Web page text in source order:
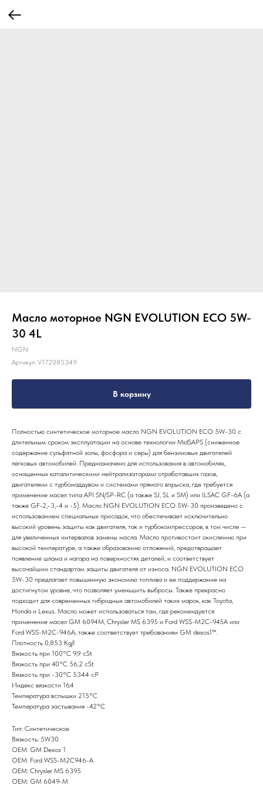
Масло моторное NGN EVOLUTION ECO 5W-
30 4L
NGN
Артикул: V172085349
В корзину
Полностью синтетическое моторное масло NGN EVOLUTION ECO 5W-30 с
длительным сроком эксплуатации на основе технологии MidSAPS (сниженное
содержание сульфатной золы, фосфора и серы) для бензиновых двигателей
легковых автомобилей. Предназначено для использования в автомобилях,
оснащенных каталитическими нейтрализаторами отработавших газов,
двигателями с турбонаддувом и системами прямого впрыска, где требуется
применение масел типа API SN/SP-RC (а также SJ, SL и SM) или ILSAC GF-6A (а
также GF-2,-3,-4 и -5). Масло NGN EVOLUTION ECO 5W-30 произведено с
использованием специальных присадок, что обеспечивает исключительно
высокий уровень защиты как двигателя, так и турбокомпрессоров, в том числе —
для увеличенных интервалов замены масла. Масло противостоит окислению при
высокой температуре, а также образованию отложений, предотвращает
появление шлама и нагара на поверхностях деталей, и соответствует
высочайшим стандартам защиты двигателя от износа. NGN EVOLUTION ECO
5W-30 предлагает повышенную экономию топлива и ее поддержание на
достигнутом уровне, что позволяет уменьшить выбросы. Также прекрасно
подходит для современных гибридных автомобилей таких марок, как Toyota,
Honda и Lexus. Масло может использоваться там, где рекомендуется
применение масел GM 6094M, Chrysler MS 6395 и Ford WSS-M2C-945A или
Ford WSS-M2C-946A, также соответствует требованиям GM dexos1™.
Плотность 0,853 Kg/l
Вязкость при 100°С 9,9 cSt
Вязкость при 40°С 56,2 cSt
Вязкость при -30°С 5344 cP
Индекс вязкости 164
Температура вспышки 215°С
Температура застывания -42°С
Тип: Синтетическое
Вязкость: 5W30
OEM: GM Dexos 1
OEM: Ford WSS-M2C946-A
OEM: Chrysler MS 6395
OEM: GM 6049-M